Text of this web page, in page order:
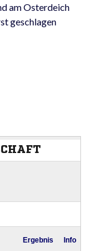
am Osterdeich
geschlagen